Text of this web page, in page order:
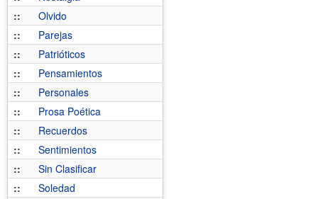
::
Olvido
::
Parejas
::
Patrióticos
::
Pensamientos
::
Personales
::
Prosa Poética
::
Recuerdos
::
Sentimientos
::
Sin Clasificar
::
Soledad